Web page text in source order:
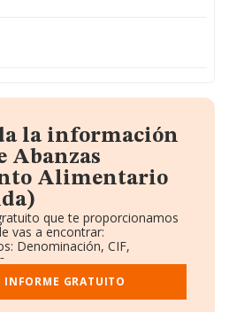
la información
Abanzas
Alimentario
que te proporcionamos
vas a encontrar:
Denominación, CIF,
(BORME).
Ventas y Empleados.
y Administradores.
INFORME GRATUITO